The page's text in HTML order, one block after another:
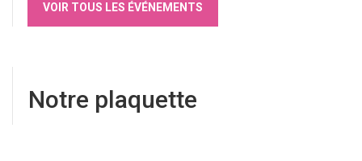
VOIR TOUS LES ÉVÉNEMENTS
Notre plaquette